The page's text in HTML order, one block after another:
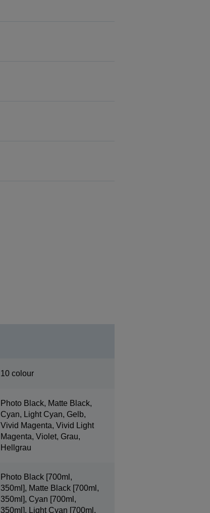
10 colour
Photo Black, Matte Black,
Cyan, Light Cyan, Gelb,
Vivid Magenta, Vivid Light
Magenta, Violet, Grau,
Hellgrau
Photo Black [700ml,
350ml], Matte Black [700ml,
350ml], Cyan [700ml,
350ml], Light Cyan [700ml,